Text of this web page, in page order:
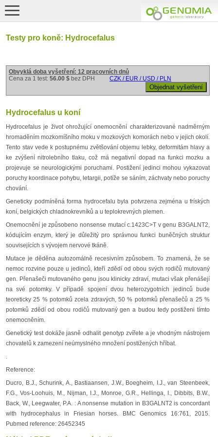
Testy pro koně: Hydrocefalus
Obvyklá doba vyšetření: 12 pracovních dnů
Cena za 1 test: 56.00 $ bez DPH CZK / EUR / USD / PLN
Hydrocefalus u koní
Hydrocefalus je život ohrožující onemocnění charakterizované nadměrným
hromaděním mozkomíšního moku v mozkových komorách nebo v jejich okolí.
Tento stav vede k postupnému zvětšování objemu lebky, deformitám hlavy a
ke zvýšení nitrolebního tlaku, což má negativní dopad na funkci mozku a
projevuje se neurologickými poruchami. Postižení jedinci mohou vykazovat
poruchy koordinace pohybu, letargii, potíže se sáním, záchvaty nebo poruchy
chování.
Geneticky podmíněná forma hydrocefalu byla potvrzena zejména u fríských
koní, belgických chladnokrevníků a u teplokrevných plemen.
Onemocnění je způsobeno nonsense mutací c.1423C>T v genu B3GALNT2,
kódujícím enzym, který je důležitý pro správnou funkci buněčných struktur
souvisejících s vývojem nervové tkáně.
Mutace je děděna autozomálně recesivním způsobem. To znamená, že se
nemoc rozvine pouze u jedinců, kteří zdědí od obou svých rodičů mutovaný
gen. Přenašeči mutovaného genu jsou klinicky zdraví, mutaci však přenášejí
na své potomky. V případě spojení dvou heterozygotních jedinců bude
teoreticky 25 % potomků zcela zdravých, 50 % potomků přenašečů a 25 %
potomků zdědí od obou rodičů mutovaný gen a budou tedy postiženi tímto
onemocněním.
Genetický test dokáže jasně odhalit genotyp zvířete a je vhodným nástrojem
chovatelů k zamezení neúmyslného množení postižených hříbat.
Reference:
Ducro, B.J., Schurink, A., Bastiaansen, J.W., Boegheim, I.J., van Steenbeek,
F.G., Vos-Loohuis, M., Nijman, I.J., Monroe, G.R., Hellinga, I., Dibbits, B.W.,
Back, W., Leegwater, P.A. : A nonsense mutation in B3GALNT2 is concordant
with hydrocephalus in Friesian horses. BMC Genomics 16:761, 2015.
Pubmed reference: 26452345